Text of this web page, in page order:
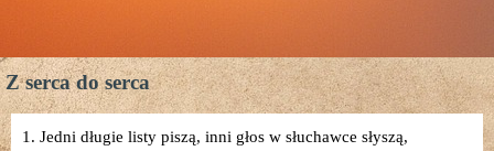
Z serca do serca
1. Jedni długie listy piszą, inni głos w słuchawce słyszą,